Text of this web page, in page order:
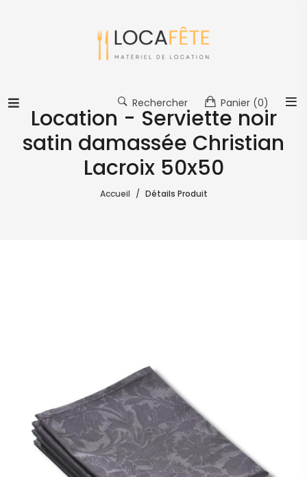
Rechercher Panier (0)
Location - Serviette noir
satin damassée Christian
Lacroix 50x50
Accueil Détails Produit